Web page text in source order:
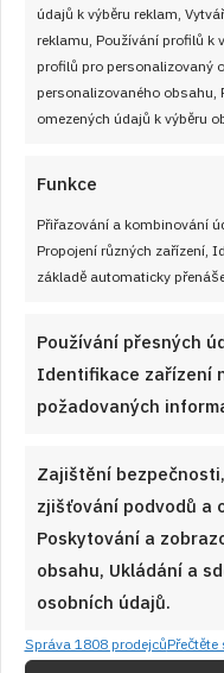
údajů k výběru reklam,
reklamu, Používání profilů k
profilů pro personalizovaný
personalizovaného obsahu,
omezených údajů k výběru
Funkce
Přiřazování a kombinování
Propojení různých zařízení,
základě automaticky
Používání přesných
Identifikace zařízení
požadovaných
Zajištění
zjišťování podvodů a
Poskytování a
obsahu, Ukládání a
osobních údajů.
Správa 1808 prodejcůPřečtěte
20. 1. 2026
sádla. Křupavé
provoní celý domov
To jsou krásné
domácí pečivo.
ČÍST RECEPT